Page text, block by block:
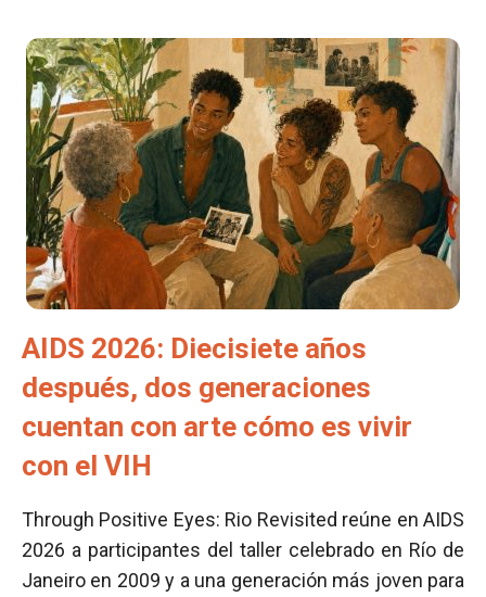
AIDS 2026: Diecisiete años
después, dos generaciones
cuentan con arte cómo es vivir
con el VIH
Through Positive Eyes: Rio Revisited reúne en AIDS
2026 a participantes del taller celebrado en Río de
Janeiro en 2009 y a una generación más joven para